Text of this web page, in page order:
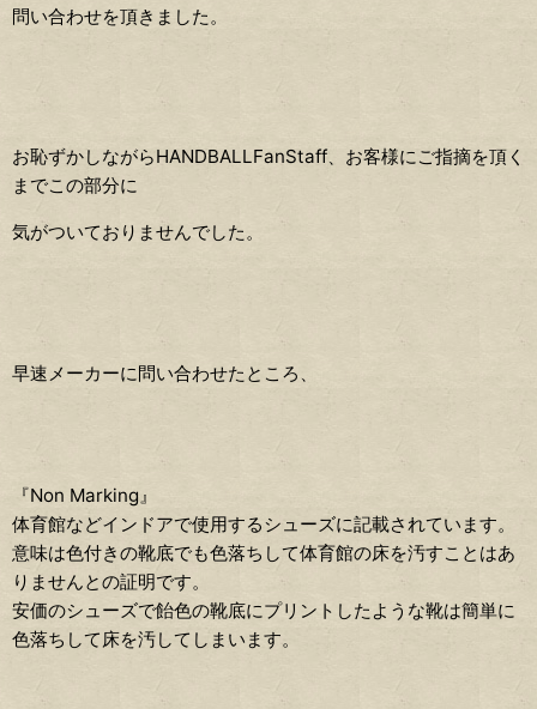
問い合わせを頂きました。
お恥ずかしながらHANDBALLFanStaff、お客様にご指摘を頂く
までこの部分に
気がついておりませんでした。
早速メーカーに問い合わせたところ、
『Non Marking』
体育館などインドアで使用するシューズに記載されています。
意味は色付きの靴底でも色落ちして体育館の床を汚すことはあ
りませんとの証明です。
安価のシューズで飴色の靴底にプリントしたような靴は簡単に
色落ちして床を汚してしまいます。